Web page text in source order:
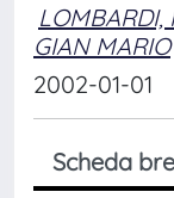
LOMBARDI,
GIAN MARIO
2002-01-01
Scheda